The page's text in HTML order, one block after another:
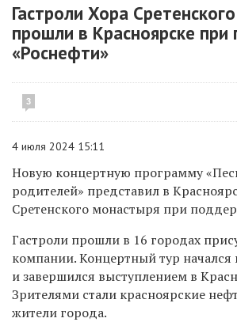
Гастроли Хора
прошли в Красноярске
«Роснефти»
3
4 июля 2024 15:11
Новую концертную программу
родителей» представил в
Сретенского монастыря при
Гастроли прошли в 16 городах
компании. Концертный тур начался
и завершился выступлением в
Зрителями стали красноярские
жители города.